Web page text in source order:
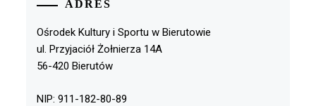
ADRES
Ośrodek Kultury i Sportu w Bierutowie
ul. Przyjaciół Żołnierza 14A
56-420 Bierutów
NIP: 911-182-80-89